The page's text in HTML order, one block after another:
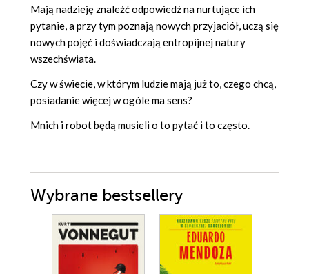
Mają nadzieję znaleźć odpowiedź na nurtujące ich
pytanie, a przy tym poznają nowych przyjaciół, uczą się
nowych pojęć i doświadczają entropijnej natury
wszechświata.
Czy w świecie, w którym ludzie mają już to, czego chcą,
posiadanie więcej w ogóle ma sens?
Mnich i robot będą musieli o to pytać i to często.
Wybrane bestsellery